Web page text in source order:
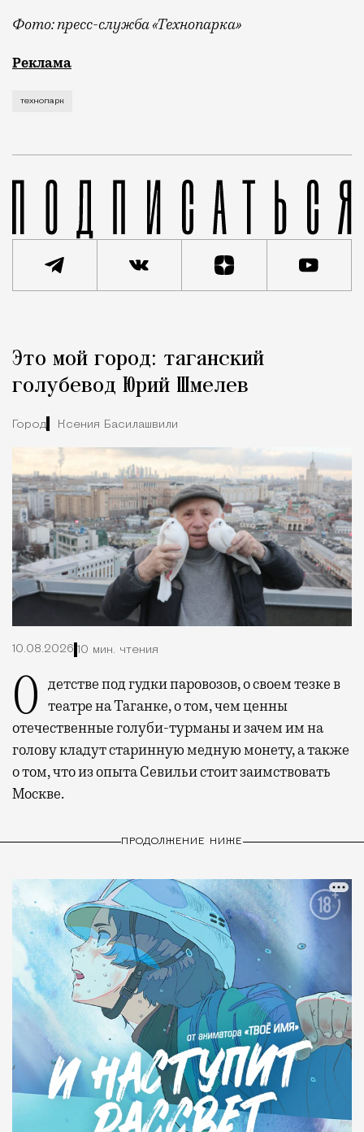
Фото: пресс-служба «Технопарка»
Рекламные кампании техники редко выходят за
Реклама
технопарк
Город
Это мой город: таганский
голубевод Юрий Шмелев
Город Ксения Басилашвили
10.08.2026 10 мин. чтения
О детстве под гудки паровозов, о своем тезке в театре на Таганке, о том, чем ценны
отечественные голуби-турманы и зачем им на
голову кладут старинную медную монету, а также
о том, что из опыта Севильи стоит заимствовать
Москве.
ПРОДОЛЖЕНИЕ НИЖЕ